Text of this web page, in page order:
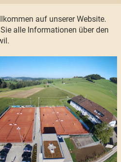
auf unserer Website.
alle Informationen über den